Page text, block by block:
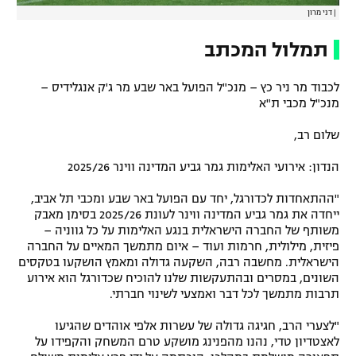
דני מרון
תמלול המכתב
לכבוד מר ניר כץ – מנכ"ל הפועל באר שבע מר ג'ק אנגלידיס –
מנכ"ל מכבי ת"א
שלום רב,
הנדון: אירועי האלימות גמר גביע המדינה ווינר 2025/26
"ההתאחדות לכדורגל, יחד עם הפועל באר שבע ומכבי תל אביב,
ייחדה את גמר גביע המדינה ווינר לעונת 2025/26 בסימן מאבק
משותף של החברה הישראלית בנגע האלימות על כל גווניה –
פיזית, מילולית, חרמות ועוד – איום מתמשך המאיים על החברה
הישראלית. מחשבה רבה, השקעה גדולה ומאמץ הושקעו בטקסים
השונים, במסרים ובהתעקשות שלנו להוכיח שכדורגל הוא אירוע
תרבות מתמשך לכל דבר ואמצעי לשינוי חברתי.
"לצערי הרב, חגיגה גדולה של עשרות אלפי אוהדים שהגיעו
לאצטדיון טדי, נהנו מהפנינג מושקע טרם המשחק והקפידו על